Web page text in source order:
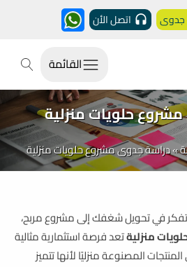
جدوى اتصل الأن
القائمة
حلويات منزلية
»دراسة جدوى مشروع حلويات منزلية
في تحويل شغفك إلى مشروع مربح،
منزليةتعد فرصة استثمارية مثالية
المصنوعة منزليًا لأنها تتميز